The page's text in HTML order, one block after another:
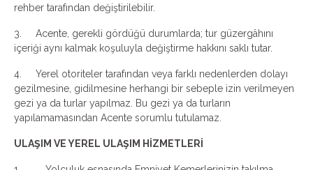
rehber tarafından değiştirilebilir.
3. Acente, gerekli gördüğü durumlarda; tur güzergâhını
içeriği aynı kalmak koşuluyla değiştirme hakkını saklı tutar.
4. Yerel otoriteler tarafından veya farklı nedenlerden dolayı
gezilmesine, gidilmesine herhangi bir sebeple izin verilmeyen
gezi ya da turlar yapılmaz. Bu gezi ya da turların
yapılamamasından Acente sorumlu tutulamaz.
ULAŞIM VE YEREL ULAŞIM HİZMETLERİ